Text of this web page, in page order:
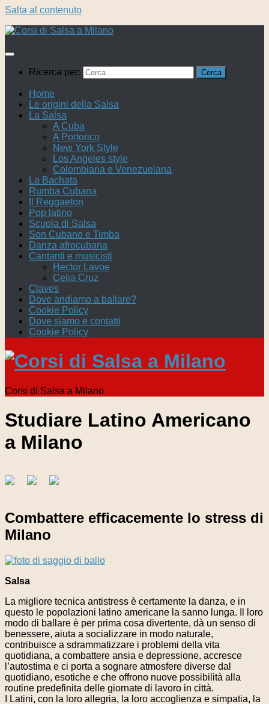
Salta al contenuto
Ricerca per:
Home
Le origini della Salsa
La Salsa
A Cuba
A Portorico
New York Style
Los Angeles style
Colombiana e Venezuelana
La Bachata
Rumba Cubana
Il Reggaeton
Pop latino
Scuola di Salsa
Son Cubano e Timba
Danza afrocubana
Cantanti e musicisti
Hector Lavoe
Celia Cruz
Claves
Dove andiamo a ballare?
Cookie Policy
Dove siamo e contatti
Cookie Policy
Corsi di Salsa a Milano
Studiare Latino Americano
a Milano
Combattere efficacemente lo stress di
Milano
Salsa
La migliore tecnica antistress è certamente la danza, e in
questo le popolazioni latino americane la sanno lunga. Il loro
modo di ballare è per prima cosa divertente, dà un senso di
benessere, aiuta a socializzare in modo naturale,
contribuisce a sdrammatizzare i problemi della vita
quotidiana, a combattere ansia e depressione, accresce
l’autostima e ci porta a sognare atmosfere diverse dal
quotidiano, esotiche e che offrono nuove possibilità alla
routine predefinita delle giornate di lavoro in città.
I Latini, con la loro allegria, la loro accoglienza e simpatia, la